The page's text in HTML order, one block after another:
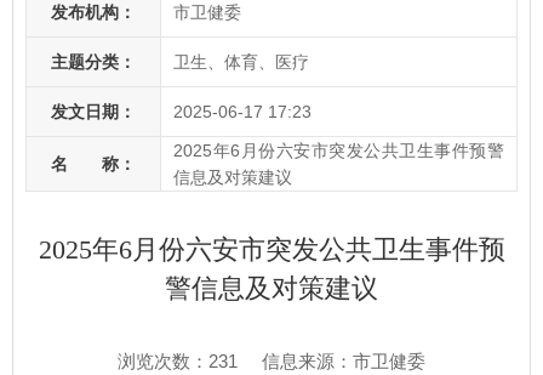
发布机构： 市卫健委
主题分类： 卫生、体育、医疗
发文日期： 2025-06-17 17:23
名 称：
2025年6月份六安市突发公共卫生事件预警
信息及对策建议
2025年6月份六安市突发公共卫生事件预
警信息及对策建议
浏览次数： 231
信息来源：市卫健委